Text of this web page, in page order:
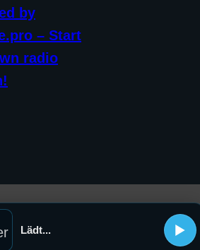
by
– Start
radio
Lädt...